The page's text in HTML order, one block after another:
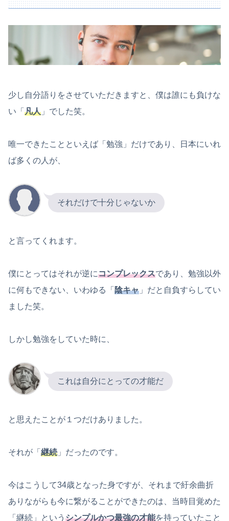
少し自分語りをさせていただきますと、僕は誰にも負けな
い「 凡人 」でした笑。
唯一できたことといえば「勉強」だけであり、日本にいれ
ば多くの人が、
それだけで十分じゃないか
と言ってくれます。
僕にとってはそれが逆にコンプレックスであり、勉強以外
に何もできない、いわゆる「 陰キャ 」だと自負すらしてい
ました笑。
しかし勉強をしていた時に、
これは自分にとっての才能だ
と思えたことが１つだけありました。
それが「 継続 」だったのです。
今はこうして34歳となった身ですが、それまで紆余曲折
ありながらも今に繋がることができたのは、当時目覚めた
「継続」という シンプルかつ最強の才能を持っていたこと